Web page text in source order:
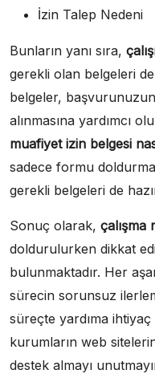
İzin Talep Nedeni
Bunların yanı sıra,
gerekli olan belgeleri
belgeler, başvurunuzun
alınmasına yardımcı
muafiyet izin belgesi
sadece formu
gerekli belgeleri de
Sonuç olarak, çalışma
doldurulurken dikkat
bulunmaktadır. Her
sürecin sorunsuz
süreçte yardıma
kurumların web
destek almayı